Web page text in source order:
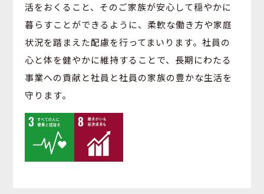
活をおくること、そのご家族が安心して穏やかに
暮らすことができるように、柔軟な働き方や家庭
状況を踏まえた配慮を行ってまいります。社員の
心と体を健やかに維持することで、長期にわたる
事業への貢献と社員と社員の家族の豊かな生活を
守ります。